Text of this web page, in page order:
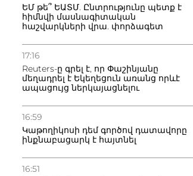
ԵՄ թե՞ ԵԱՏՄ. Ընտրությունը պետք է
հիմնվի մասնագիտական
հաշվարկների վրա. փորձագետ
17:16
Reuters-ը գրել է, որ Փաշինյանը
մեղադրել է Եկեղեցուն առանց որևէ
ապացույց ներկայացնելու
16:59
Կաթողիկոսի դեմ գործով դատավորը
ինքնաբացարկ է հայտնել
16:51